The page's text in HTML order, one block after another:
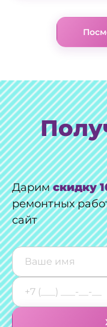
Даримскидку
ремонтных
сайт